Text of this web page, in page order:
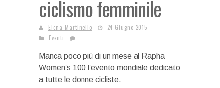
ciclismo femminile
Elena Martinello
24 Giugno 2015
Eventi
Manca poco più di un mese al Rapha
Women’s 100 l’evento mondiale dedicato
a tutte le donne cicliste.